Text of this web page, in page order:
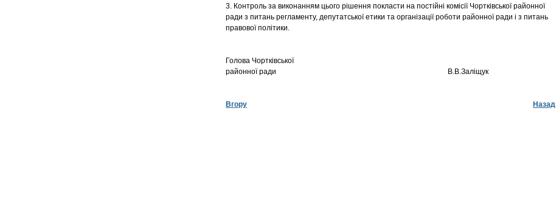
3. Контроль за виконанням цього рішення покласти на постійні комісії Чортківської районної
ради з питань регламенту, депутатської етики та організації роботи районної ради і з питань
правової політики.
Голова Чортківської
районної ради В.В.Заліщук
Вгору Назад